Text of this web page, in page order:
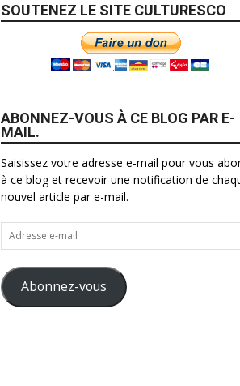
SOUTENEZ LE SITE CULTURESCO
ABONNEZ-VOUS À CE BLOG PAR E-
MAIL.
Saisissez votre adresse e-mail pour vous
à ce blog et recevoir une notification de
nouvel article par e-mail.
Adresse
e-
mail
Abonnez-vous